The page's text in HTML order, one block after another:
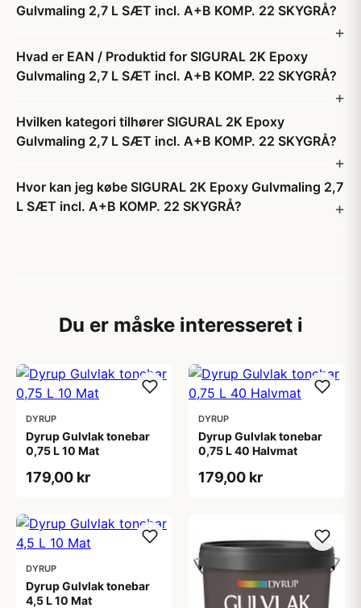
Gulvmaling 2,7 L SÆT incl. A+B KOMP. 22 SKYGRÅ?
Hvad er EAN / Produktid for SIGURAL 2K Epoxy
Gulvmaling 2,7 L SÆT incl. A+B KOMP. 22 SKYGRÅ?
Hvilken kategori tilhører SIGURAL 2K Epoxy
Gulvmaling 2,7 L SÆT incl. A+B KOMP. 22 SKYGRÅ?
Hvor kan jeg købe SIGURAL 2K Epoxy Gulvmaling 2,7
L SÆT incl. A+B KOMP. 22 SKYGRÅ?
Du er måske interesseret i
DYRUP
Dyrup Gulvlak tonebar
0,75 L 10 Mat
179,00 kr
DYRUP
Dyrup Gulvlak tonebar
0,75 L 40 Halvmat
179,00 kr
DYRUP
Dyrup Gulvlak tonebar
4,5 L 10 Mat